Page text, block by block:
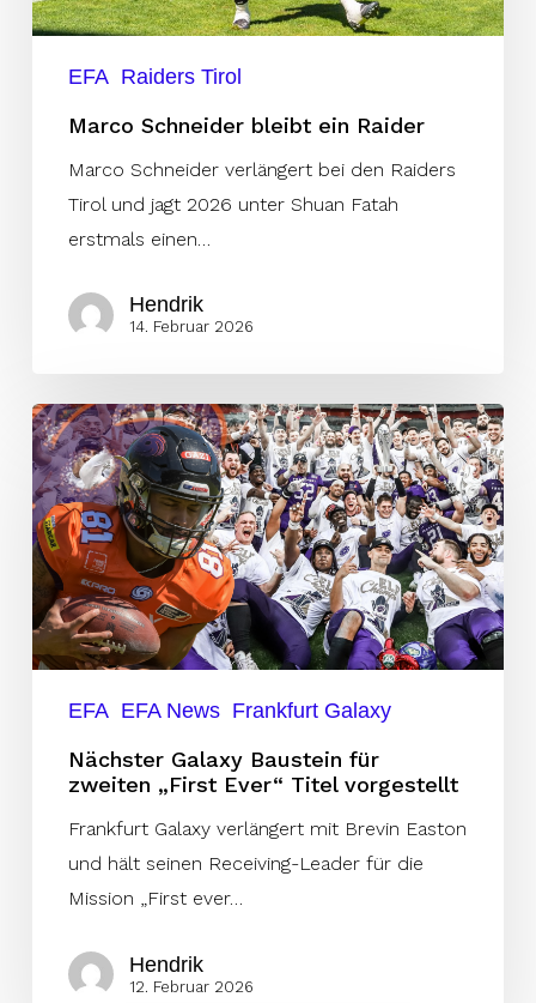
EFA Raiders Tirol
Marco Schneider bleibt ein Raider
Marco Schneider verlängert bei den Raiders
Tirol und jagt 2026 unter Shuan Fatah
erstmals einen…
Hendrik
14. Februar 2026
Nächster
Galaxy
Baustein
für
zweiten
„First
Ever“
Titel
vorgestellt
EFA EFA News Frankfurt Galaxy
Nächster Galaxy Baustein für
zweiten „First Ever“ Titel vorgestellt
Frankfurt Galaxy verlängert mit Brevin Easton
und hält seinen Receiving-Leader für die
Mission „First ever…
Hendrik
12. Februar 2026